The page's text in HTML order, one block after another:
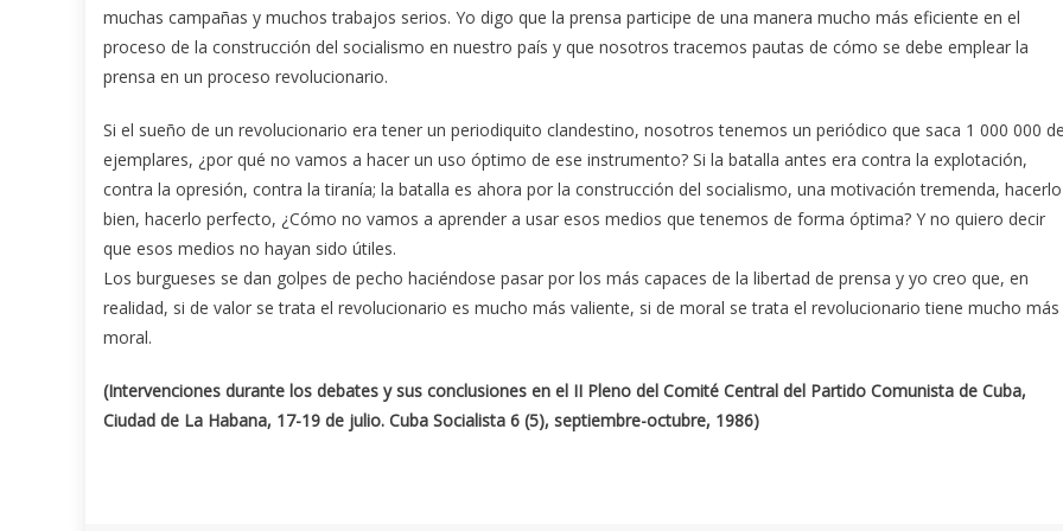
muchas campañas y muchos trabajos serios. Yo digo que la prensa participe de una manera mucho más eficiente en el
proceso de la construcción del socialismo en nuestro país y que nosotros tracemos pautas de cómo se debe emplear la
prensa en un proceso revolucionario.
Si el sueño de un revolucionario era tener un periodiquito clandestino, nosotros tenemos un periódico que saca 1 000 000
ejemplares, ¿por qué no vamos a hacer un uso óptimo de ese instrumento? Si la batalla antes era contra la explotación,
contra la opresión, contra la tiranía; la batalla es ahora por la construcción del socialismo, una motivación tremenda, hacerlo
bien, hacerlo perfecto, ¿Cómo no vamos a aprender a usar esos medios que tenemos de forma óptima? Y no quiero decir
que esos medios no hayan sido útiles.
Los burgueses se dan golpes de pecho haciéndose pasar por los más capaces de la libertad de prensa y yo creo que, en
realidad, si de valor se trata el revolucionario es mucho más valiente, si de moral se trata el revolucionario tiene mucho más
moral.
(Intervenciones durante los debates y sus conclusiones en el II Pleno del Comité Central del Partido Comunista de Cuba,
Ciudad de La Habana, 17-19 de julio. Cuba Socialista 6 (5), septiembre-octubre, 1986)